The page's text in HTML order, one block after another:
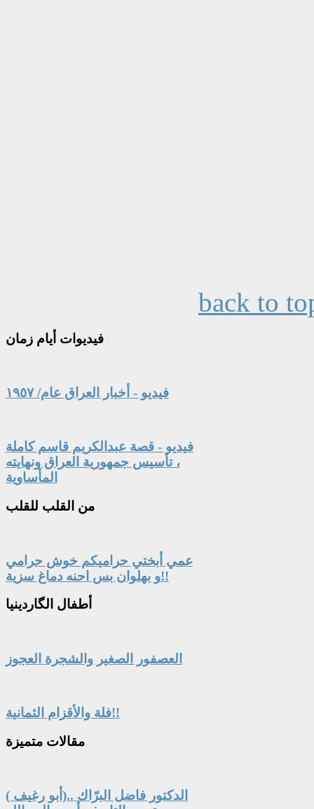
back to
فيديوات أيام زمان
فيديو - أخبار العراق عام/ ١٩٥٧
فيديو - قصة عبدالكريم قاسم كاملة
، تأسيس جمهورية العراق ونهايته
المأساوية
من القلب للقلب
عمي أبختي حراميكم خوش حرامي
و بهلوان بس احنه دماغ سزية!!
أطفال الگاردينيا
العصفور الصغير والشجرة العجوز
فلة والأقزام الثمانية!!
مقالات متميزة
الدكتور فاضل البرّاك ..(أبو رغيف )